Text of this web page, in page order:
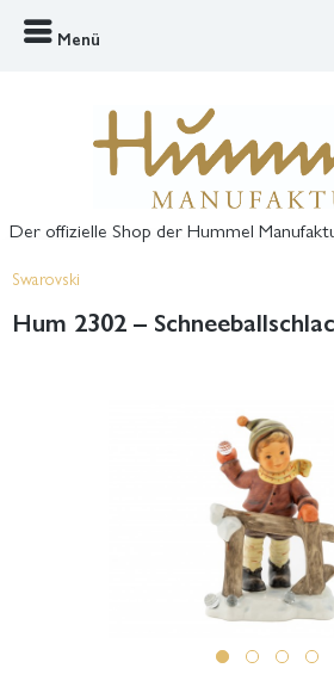
Menü
Der offizielle Shop der Hummel
Swarovski
Hum 2302 –